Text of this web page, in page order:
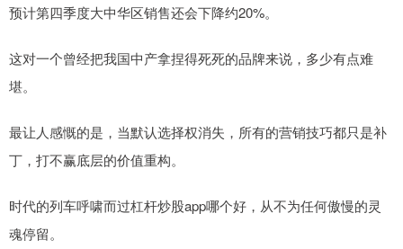
预计第四季度大中华区销售还会下降约20%。
这对一个曾经把我国中产拿捏得死死的品牌来说，多少有点难
堪。
最让人感慨的是，当默认选择权消失，所有的营销技巧都只是补
丁，打不赢底层的价值重构。
时代的列车呼啸而过杠杆炒股app哪个好，从不为任何傲慢的灵
魂停留。